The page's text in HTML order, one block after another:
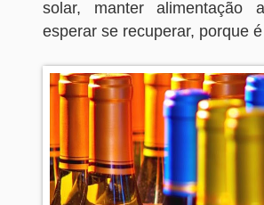
solar, manter alimentação
esperar se recuperar, porque